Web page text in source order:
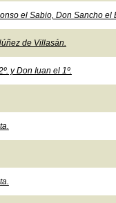
el Sabio, Don Sancho
de Villasán.
y Don Iuan el 1º.